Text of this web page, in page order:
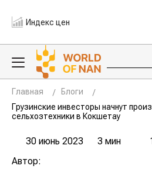
Индекс цен
Главная
Блоги
Грузинские инвесторы начнут
сельхозтехники в Кокшетау
30 июнь 2023 3 мин
Автор: